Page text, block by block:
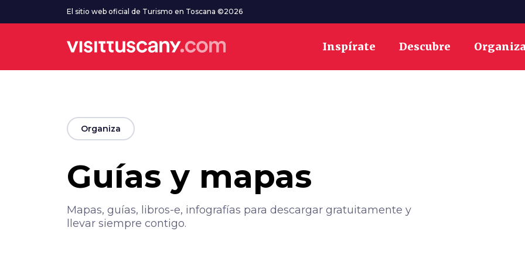
Ve al contenido principalEl sitio web oficial de Turismo en Toscana ©2026
Inspírate Descubre Organiza
arrow_backOrganiza
Guías y mapas
Mapas, guías, libros-e, infografías para descargar gratuitamente y
llevar siempre contigo.